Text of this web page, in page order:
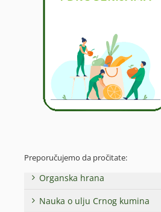
Preporučujemo da pročitate:
Organska hrana
Nauka o ulju Crnog kumina